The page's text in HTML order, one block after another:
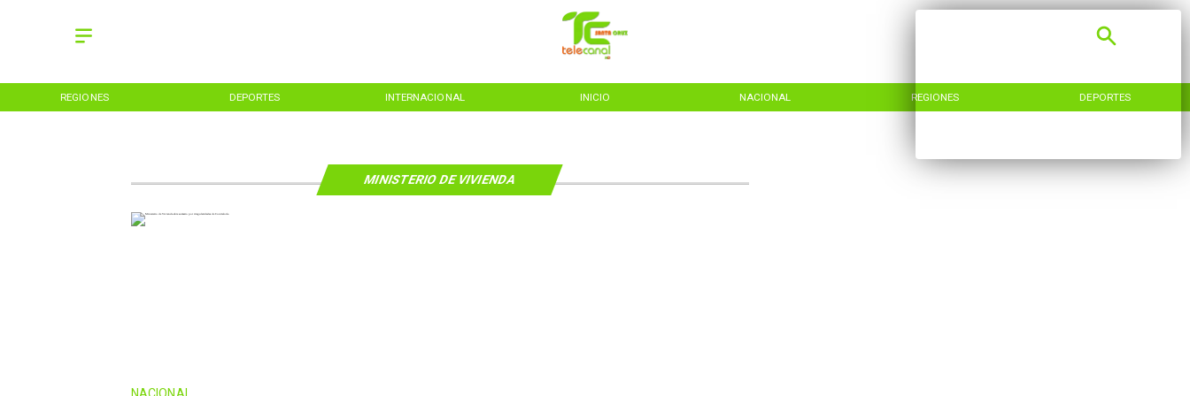
REGIONES DEPORTES INTERNACIONAL INICIO NACIONAL REGIONES DEPORTES
NACIONAL
MINISTERIO DE VIVIENDA